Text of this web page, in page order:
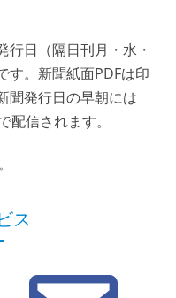
日（隔日刊月・水・
す。新聞紙面PDFは印
聞発行日の早朝には
配信されます。
ス